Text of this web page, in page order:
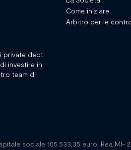
private debt
investire in
team di
Come iniziare
Arbitro per le
sociale 105.533,35 euro, Rea MI-